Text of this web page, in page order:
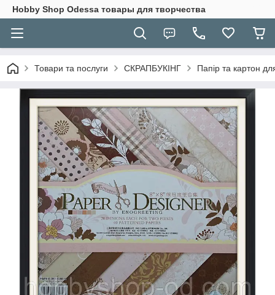
Hobbу Shop Odessa товары для творчества
Товари та послуги СКРАПБУКІНГ Папір та картон